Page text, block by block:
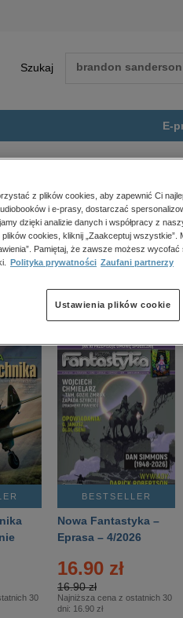
Szukaj
E-
polityka, społeczno-
psychologiczne
inne
popularno-naukowe
historia
zdrowie
religie
Jewłaszewskiego” nie jest dostępny.
30
BESTSELLER
Nowa Fantastyka –
Eprasa – 4/2026
16.90 zł
16.90 zł
Najniższa cena z ostatnich 30
dni: 16.90 zł
z plików cookies, aby zapewnić Ci
i e-prasy, dostarczać
dzięki analizie danych i współpracy z
cookies, kliknij „Zaakceptuj
Pamiętaj, że zawsze możesz
Polityka prywatności Zaufani partnerzy
Ustawienia plików cookie